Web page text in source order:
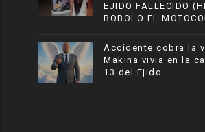
EJIDO FALLECIDO
BOBOLO EL
Accidente cobra la
Makina vivia en la
13 del Ejido.